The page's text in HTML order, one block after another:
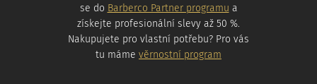
se do Barberco Partner programu a
získejte profesionální slevy až 50 %.
Nakupujete pro vlastní potřebu? Pro vás
tu máme věrnostní program